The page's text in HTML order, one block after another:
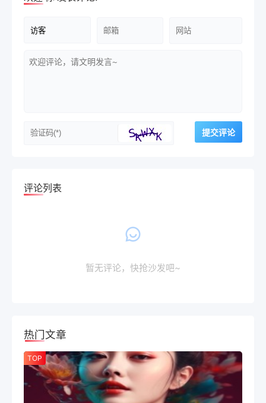
评论列表
暂无评论，快抢沙发吧~
热门文章
TOP